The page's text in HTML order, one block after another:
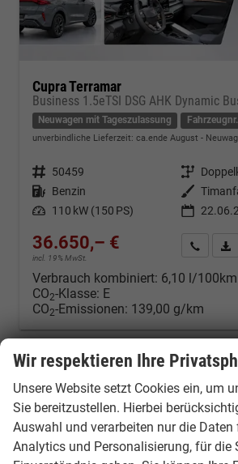
Cupra Terramar
Neuwagen mit Tageszulassung
unverbindliche Lieferzeit: ca.ende August
Fahrzeugnr. 50459 Getriebe
Kraftstoff Benzin Außenfarbe
Leistung 110 kW (150 PS)
36.650,– €
incl. 19% MwSt.
Verbrauch kombiniert: 6,10 l/100km
CO2-Klasse: E
CO2-Emissionen: 139,00 g/km
Wir respektieren Ihre
Unsere Website setzt Cookies ein, um
Sie bereitzustellen. Hierbei
Auswahl und verarbeiten nur die
Analytics und Personalisierung, für die